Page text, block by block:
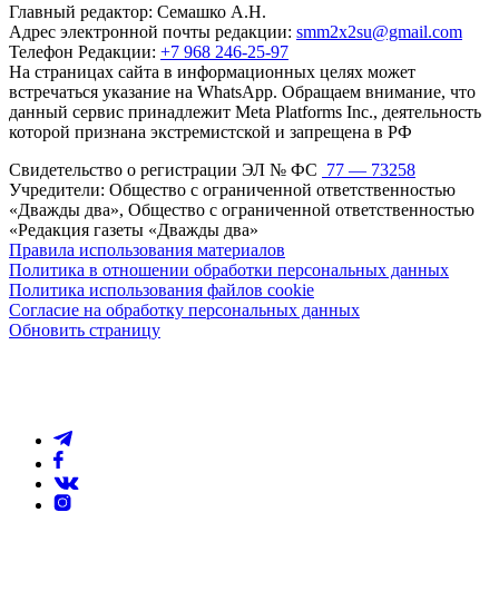
Главный редактор: Семашко А.Н.
Адрес электронной почты редакции: smm2x2su@gmail.com
Телефон Редакции: +7 968 246-25-97
На страницах сайта в информационных целях может
встречаться указание на WhatsApp. Обращаем внимание, что
данный сервис принадлежит Meta Platforms Inc., деятельность
которой признана экстремистской и запрещена в РФ
Свидетельство о регистрации ЭЛ № ФС 77 — 73258
Учредители: Общество с ограниченной ответственностью
«Дважды два», Общество с ограниченной ответственностью
«Редакция газеты «Дважды два»
Правила использования материалов
Политика в отношении обработки персональных данных
Политика использования файлов cookie
Согласие на обработку персональных данных
Обновить страницу